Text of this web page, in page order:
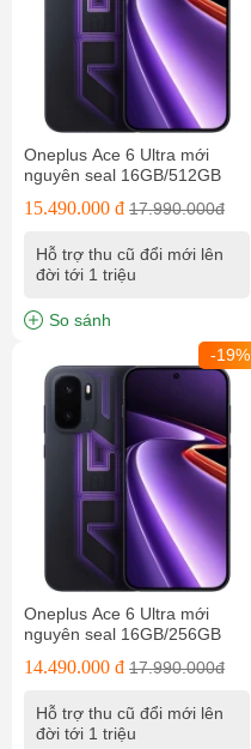
Oneplus Ace 6 Ultra mới
nguyên seal 16GB/512GB
15.490.000 đ 17.990.000đ
Hỗ trợ thu cũ đổi mới lên
đời tới 1 triệu
So sánh
-19%
Oneplus Ace 6 Ultra mới
nguyên seal 16GB/256GB
14.490.000 đ 17.990.000đ
Hỗ trợ thu cũ đổi mới lên
đời tới 1 triệu